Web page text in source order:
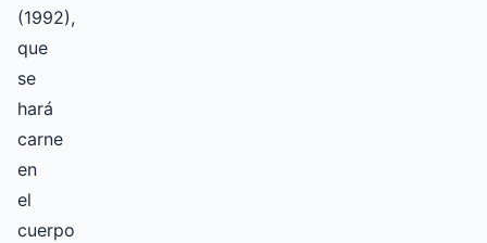
(1992),
que
se
hará
carne
en
el
cuerpo